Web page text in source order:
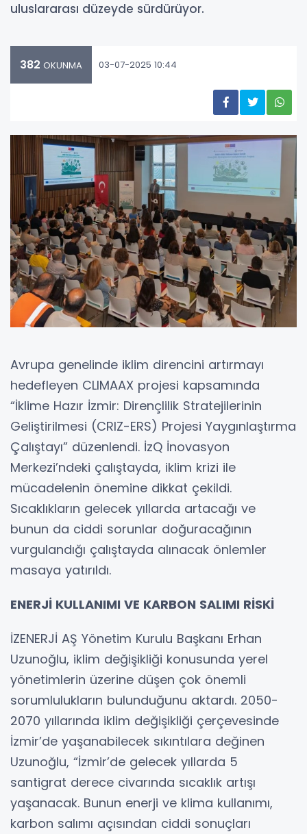
uluslararası düzeyde sürdürüyor.
382 OKUNMA 03-07-2025 10:44
Avrupa genelinde iklim direncini artırmayı
hedefleyen CLIMAAX projesi kapsamında
“İklime Hazır İzmir: Dirençlilik Stratejilerinin
Geliştirilmesi (CRIZ-ERS) Projesi Yaygınlaştırma
Çalıştayı” düzenlendi. İzQ İnovasyon
Merkezi’ndeki çalıştayda, iklim krizi ile
mücadelenin önemine dikkat çekildi.
Sıcaklıkların gelecek yıllarda artacağı ve
bunun da ciddi sorunlar doğuracağının
vurgulandığı çalıştayda alınacak önlemler
masaya yatırıldı.
ENERJİ KULLANIMI VE KARBON SALIMI RİSKİ
İZENERJİ AŞ Yönetim Kurulu Başkanı Erhan
Uzunoğlu, iklim değişikliği konusunda yerel
yönetimlerin üzerine düşen çok önemli
sorumlulukların bulunduğunu aktardı. 2050-
2070 yıllarında iklim değişikliği çerçevesinde
İzmir’de yaşanabilecek sıkıntılara değinen
Uzunoğlu, “İzmir’de gelecek yıllarda 5
santigrat derece civarında sıcaklık artışı
yaşanacak. Bunun enerji ve klima kullanımı,
karbon salımı açısından ciddi sonuçları